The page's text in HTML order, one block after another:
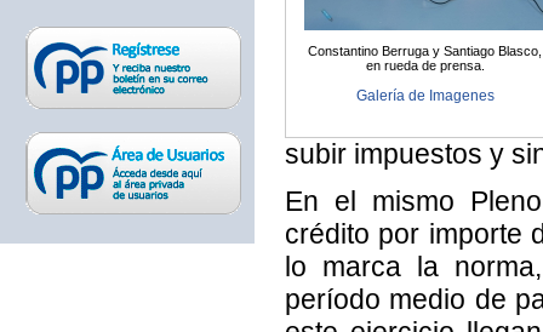
Constantino Berruga y Santiago Blasco,
en rueda de prensa.
Galería de Imagenes
subir impuestos y
En el mismo
crédito por importe
lo marca la
período medio de